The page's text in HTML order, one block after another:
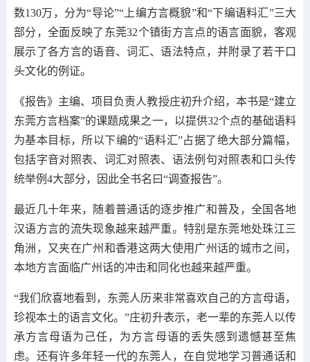
数130万，分为“导论”“上编方言概貌”和“下编语料汇”三大
部分，全面反映了东莞32个镇街方言点的语言面貌，客观
展示了各方言的语音、词汇、语法特点，并附录了若干口
头文化的例证。
《报告》主编、项目负责人教授庄初升介绍，本书是“建立
东莞方言档案”的课题成果之一，以提供32个点的基础语料
为基本目标，所以下编的“语料汇”占据了绝大部分篇幅，
包括字音对照表、词汇对照表、语法例句对照表和口头传
统举例4大部分，因此全书名曰“调查报告”。
最近几十年来，随着普通话的逐步推广和普及，全国各地
汉语方言的流失现象越来越严重。特别是东莞地处珠江三
角洲，又夹在广州和香港这两大使用广州话的城市之间，
本地方言面临广州话的冲击和同化也越来越严重。
“我们欣喜地看到，东莞人历来非常喜欢自己的方言母语，
珍视本土的语言文化。”庄初升表示，老一辈的东莞人以传
承方言母语为己任，为方言母语的丢失感到遗憾甚至焦
虑。还有许多年轻一代的东莞人，在自觉地学习普通话和